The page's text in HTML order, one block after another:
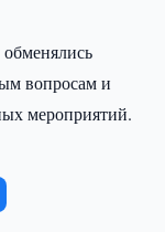
вопросам и
мероприятий.